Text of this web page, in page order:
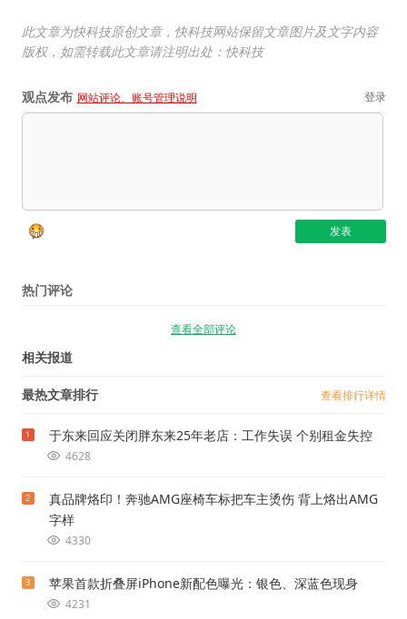
此文章为快科技原创文章，快科技网站保留文章图片及文字内容
版权，如需转载此文章请注明出处：快科技
观点发布 网站评论、账号管理说明 登录
热门评论
查看全部评论
相关报道
最热文章排行 查看排行详情
1 于东来回应关闭胖东来25年老店：工作失误 个别租金失控
4628
2
真品牌烙印！奔驰AMG座椅车标把车主烫伤 背上烙出AMG
字样
4330
3 苹果首款折叠屏iPhone新配色曝光：银色、深蓝色现身
4231